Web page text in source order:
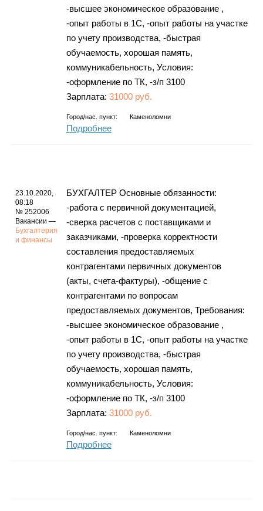
-высшее экономическое образование ,
-опыт работы в 1С, -опыт работы на участке
по учету производства, -быстрая
обучаемость, хорошая память,
коммуникабельность, Условия:
-оформление по ТК, -з/п 3100
Зарплата: 31000 руб.
Город/нас. пункт: Каменоломни
Подробнее
23.10.2020,
08:18
№ 252006
Вакансии —
Бухгалтерия
и финансы
БУХГАЛТЕР Основные обязанности:
-работа с первичной документацией,
-сверка расчетов с поставщиками и
заказчиками, -проверка корректности
составления предоставляемых
контрагентами первичных документов
(акты, счета-фактуры), -общение с
контрагентами по вопросам
предоставляемых документов, Требования:
-высшее экономическое образование ,
-опыт работы в 1С, -опыт работы на участке
по учету производства, -быстрая
обучаемость, хорошая память,
коммуникабельность, Условия:
-оформление по ТК, -з/п 3100
Зарплата: 31000 руб.
Город/нас. пункт: Каменоломни
Подробнее